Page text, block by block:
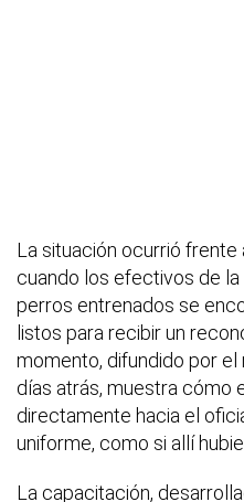
La situación ocurrió
cuando los efectivos de
perros entrenados se
listos para recibir un
momento, difundido por el
días atrás, muestra cómo
directamente hacia el
uniforme, como si allí
La capacitación,